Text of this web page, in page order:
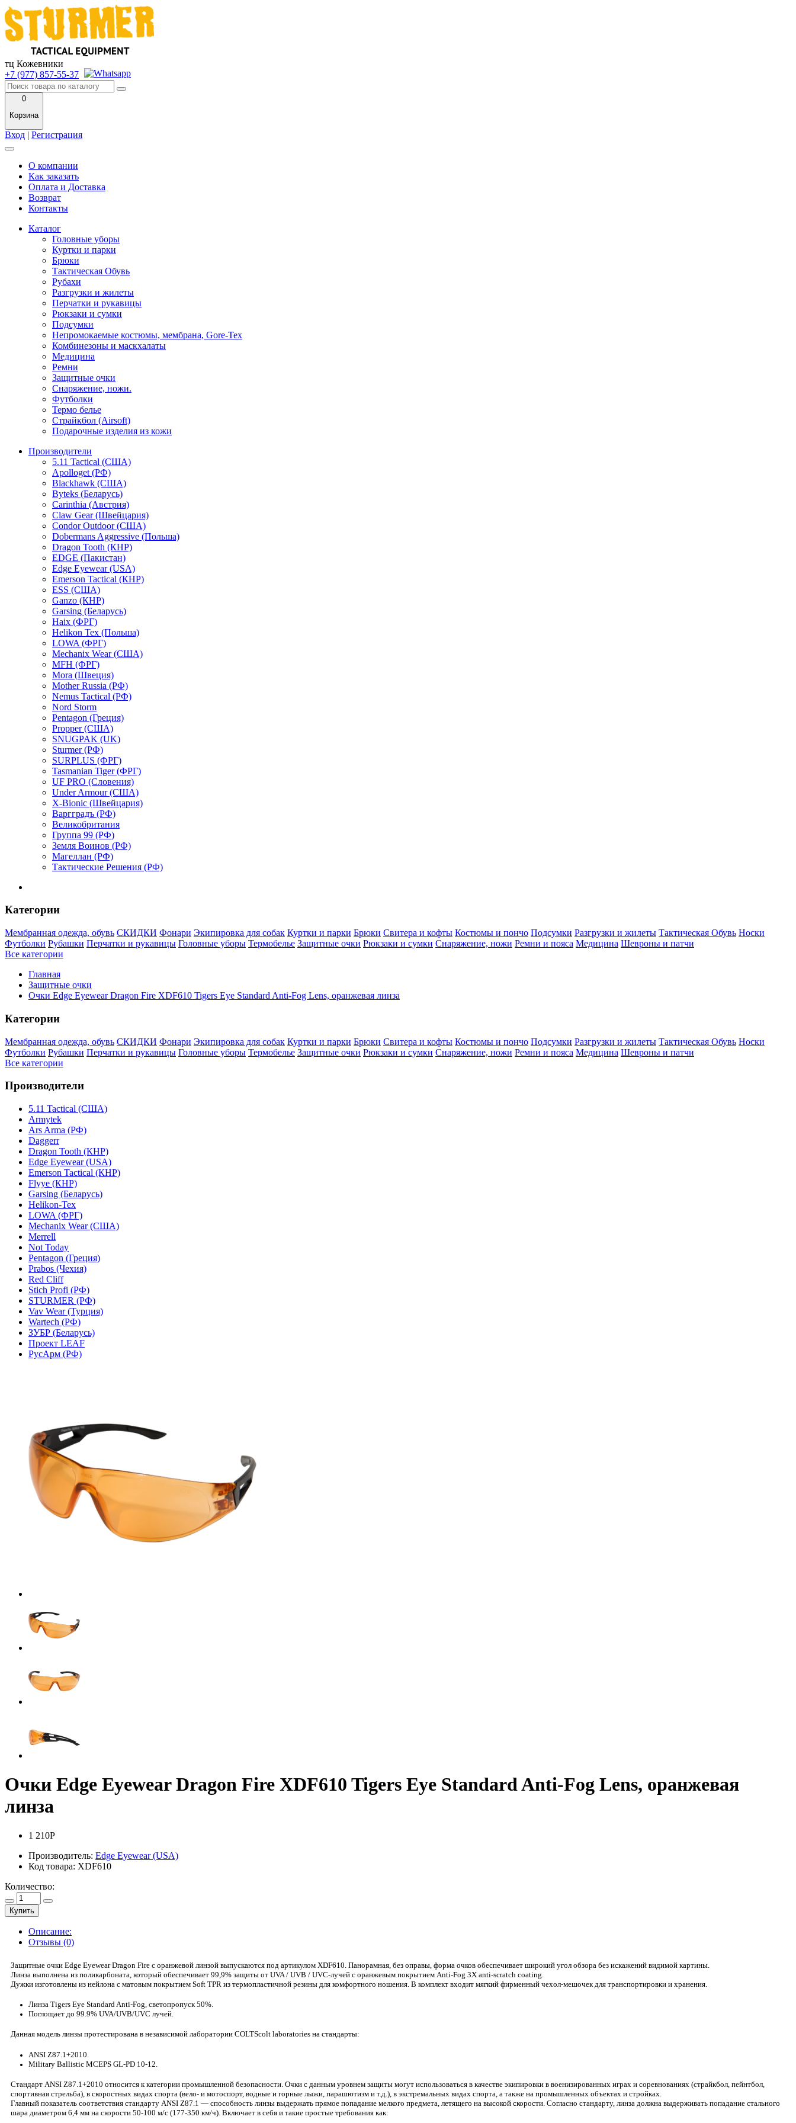
тц Кожевники
+7 (977) 857-55-37
0
Корзина
Вход | Регистрация
О компании
Как заказать
Оплата и Доставка
Возврат
Контакты
Каталог
Головные уборы
Куртки и парки
Брюки
Тактическая Обувь
Рубахи
Разгрузки и жилеты
Перчатки и рукавицы
Рюкзаки и сумки
Подсумки
Непромокаемые костюмы, мембрана, Gore-Tex
Комбинезоны и маскхалаты
Медицина
Ремни
Защитные очки
Снаряжение, ножи.
Футболки
Термо белье
Страйкбол (Airsoft)
Подарочные изделия из кожи
Производители
5.11 Tactical (США)
Apolloget (РФ)
Blackhawk (США)
Byteks (Беларусь)
Carinthia (Австрия)
Claw Gear (Швейцария)
Condor Outdoor (США)
Dobermans Aggressive (Польша)
Dragon Tooth (КНР)
EDGE (Пакистан)
Edge Eyewear (USA)
Emerson Tactical (КНР)
ESS (США)
Ganzo (КНР)
Garsing (Беларусь)
Haix (ФРГ)
Helikon Tex (Польша)
LOWA (ФРГ)
Mechanix Wear (США)
MFH (ФРГ)
Mora (Швеция)
Mother Russia (РФ)
Nemus Tactical (РФ)
Nord Storm
Pentagon (Греция)
Propper (США)
SNUGPAK (UK)
Sturmer (РФ)
SURPLUS (ФРГ)
Tasmanian Tiger (ФРГ)
UF PRO (Словения)
Under Armour (США)
X-Bionic (Швейцария)
Варгградъ (РФ)
Великобритания
Группа 99 (РФ)
Земля Воинов (РФ)
Магеллан (РФ)
Тактические Решения (РФ)
Категории
Мембранная одежда, обувь СКИДКИ Фонари Экипировка для собак Куртки и парки Брюки Свитера и кофты Костюмы и пончо Подсумки Разгрузки и жилеты Тактическая Обувь Носки
Футболки Рубашки Перчатки и рукавицы Головные уборы Термобелье Защитные очки Рюкзаки и сумки Снаряжение, ножи Ремни и пояса Медицина Шевроны и патчи
Все категории
Главная
Защитные очки
Очки Edge Eyewear Dragon Fire XDF610 Tigers Eye Standard Anti-Fog Lens, оранжевая линза
Категории
Мембранная одежда, обувь СКИДКИ Фонари Экипировка для собак Куртки и парки Брюки Свитера и кофты Костюмы и пончо Подсумки Разгрузки и жилеты Тактическая Обувь Носки
Футболки Рубашки Перчатки и рукавицы Головные уборы Термобелье Защитные очки Рюкзаки и сумки Снаряжение, ножи Ремни и пояса Медицина Шевроны и патчи
Все категории
Производители
5.11 Tactical (США)
Armytek
Ars Arma (РФ)
Daggerr
Dragon Tooth (КНР)
Edge Eyewear (USA)
Emerson Tactical (КНР)
Flyye (КНР)
Garsing (Беларусь)
Helikon-Tex
LOWA (ФРГ)
Mechanix Wear (США)
Merrell
Not Today
Pentagon (Греция)
Prabos (Чехия)
Red Cliff
Stich Profi (РФ)
STURMER (РФ)
Vav Wear (Турция)
Wartech (РФ)
ЗУБР (Беларусь)
Проект LEAF
РусАрм (РФ)
Очки Edge Eyewear Dragon Fire XDF610 Tigers Eye Standard Anti-Fog Lens, оранжевая
линза
1 210Р
Производитель: Edge Eyewear (USA)
Код товара: XDF610
Количество:
Купить
Описание:
Отзывы (0)
Защитные очки Edge Eyewear Dragon Fire с оранжевой линзой выпускаются под артикулом XDF610. Панорамная, без оправы, форма очков обеспечивает широкий угол обзора без искажений видимой картины.
Линза выполнена из поликарбоната, который обеспечивает 99,9% защиты от UVA / UVB / UVC-лучей с оранжевым покрытием Anti-Fog 3X anti-scratch coating.
Дужки изготовлены из нейлона с матовым покрытием Soft TPR из термопластичной резины для комфортного ношения. В комплект входит мягкий фирменный чехол-мешочек для транспортировки и хранения.
Линза Tigers Eye Standard Anti-Fog, светопропуск 50%.
Поглощает до 99.9% UVA/UVB/UVC лучей.
Данная модель линзы протестирована в независимой лаборатории COLTScolt laboratories на стандарты:
ANSI Z87.1+2010.
Military Ballistic MCEPS GL-PD 10-12.
Стандарт ANSI Z87.1+2010 относится к категории промышленной безопасности. Очки с данным уровнем защиты могут использоваться в качестве экипировки в военизированных играх и соревнованиях (страйкбол, пейнтбол,
спортивная стрельба), в скоростных видах спорта (вело- и мотоспорт, водные и горные лыжи, парашютизм и т.д.), в экстремальных видах спорта, а также на промышленных объектах и стройках.
Главный показатель соответствия стандарту ANSI Z87.1 — способность линзы выдержать прямое попадание мелкого предмета, летящего на высокой скорости. Согласно стандарту, линза должна выдерживать попадание стального
шара диаметром 6,4 мм на скорости 50-100 м/с (177-350 км/ч). Включает в себя и такие простые требования как: